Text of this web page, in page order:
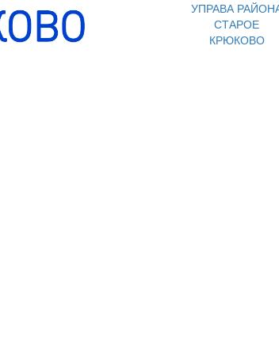
УПРАВА
СТАРОЕ
КРЮКОВО